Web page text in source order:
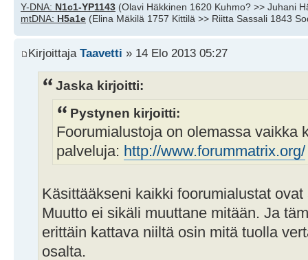
Y-DNA: N1c1-YP1143 (Olavi Häkkinen 1620 Kuhmo? >> Juhani
mtDNA: H5a1e (Elina Mäkilä 1757 Kittilä >> Riitta Sassali 1843
Kirjoittaja Taavetti » 14 Elo 2013 05:27
Jaska kirjoitti:
Pystynen kirjoitti:
Foorumialustoja on olemassa vaikka
palveluja: http://www.forummatrix.org/
Käsittääkseni kaikki foorumialustat
Muutto ei sikäli muuttane mitään. Ja
erittäin kattava niiltä osin mitä tuolla
osalta.